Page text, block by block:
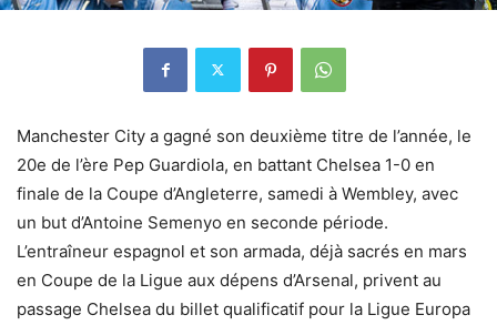
Manchester City a gagné son deuxième titre de l’année, le
20e de l’ère Pep Guardiola, en battant Chelsea 1-0 en
finale de la Coupe d’Angleterre, samedi à Wembley, avec
un but d’Antoine Semenyo en seconde période.
L’entraîneur espagnol et son armada, déjà sacrés en mars
en Coupe de la Ligue aux dépens d’Arsenal, privent au
passage Chelsea du billet qualificatif pour la Ligue Europa